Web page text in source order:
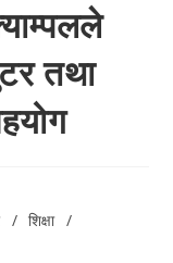
तथा
/ शिक्षा /